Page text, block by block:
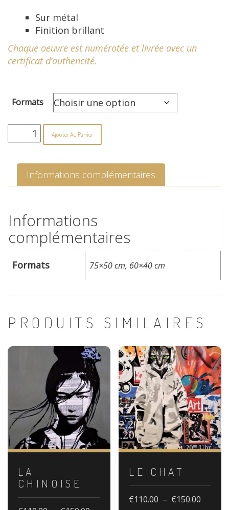
€110.00
Sur métal
Finition brillant
Chaque oeuvre est numérotée et livrée avec un
certificat d’authencité.
Formats
quantité
de
Fiction
Ajouter Au Panier
Informations complémentaires
Informations
complémentaires
Formats 75×50 cm, 60×40 cm
PRODUITS SIMILAIRES
LA
CHINOISE
LE CHAT
€110.00 – €150.00